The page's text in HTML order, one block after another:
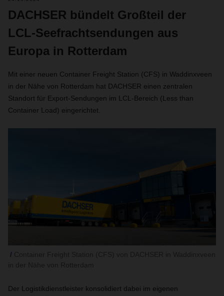
DACHSER bündelt Großteil der
LCL-Seefrachtsendungen aus
Europa in Rotterdam
Mit einer neuen Container Freight Station (CFS) in Waddinxveen
in der Nähe von Rotterdam hat DACHSER einen zentralen
Standort für Export-Sendungen im LCL-Bereich (Less than
Container Load) eingerichtet.
Der Logistikdienstleister konsolidiert dabei im eigenen